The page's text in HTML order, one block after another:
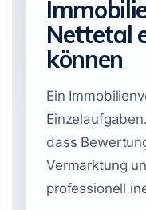
Nettetal
können
Ein
dass
Vermarktung
professionell